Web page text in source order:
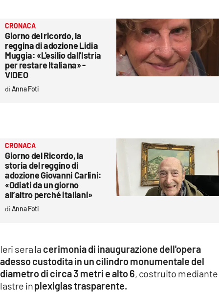
App
ANDROID
APPLE
CRONACA
Giorno del ricordo, la
reggina di adozione Lidia
Muggia: «L'esilio dall'Istria
per restare Italiana» -
VIDEO
Anna Foti
CRONACA
Giorno del Ricordo, la
storia del reggino di
adozione Giovanni Carlini:
«Odiati da un giorno
all’altro perché italiani»
Anna Foti
Ieri sera la cerimonia di inaugurazione dell'opera
adesso custodita in un cilindro monumentale del
diametro di circa 3 metri e alto 6, costruito mediante
lastre inplexiglas trasparente.